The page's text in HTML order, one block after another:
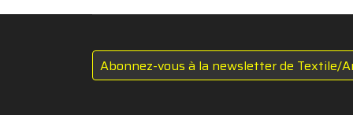
Abonnez-vous à la newsletter de Textile/